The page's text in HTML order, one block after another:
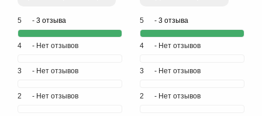
5 - 3 отзыва
4 - Нет отзывов
3 - Нет отзывов
2 - Нет отзывов
5 - 3 отзыва
4 - Нет отзывов
3 - Нет отзывов
2 - Нет отзывов